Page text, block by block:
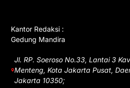
Kantor Redaksi :
Gedung Mandira
Jl. RP. Soeroso No.33, Lantai 3
Menteng, Kota Jakarta Pusat,
Jakarta 10350;